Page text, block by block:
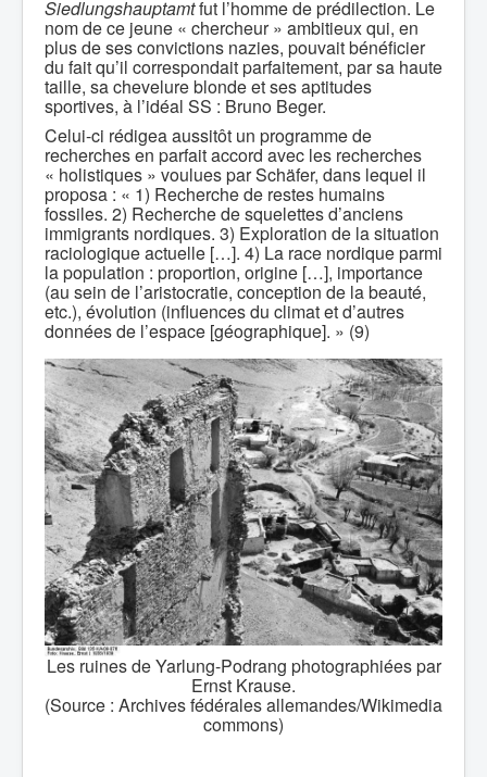
Siedlungshauptamtfut l’homme de prédilection. Le
nom de ce jeune « chercheur » ambitieux qui, en
plus de ses convictions nazies, pouvait bénéficier
du fait qu’il correspondait parfaitement, par sa haute
taille, sa chevelure blonde et ses aptitudes
sportives, à l’idéal SS : Bruno Beger.
Celui-ci rédigea aussitôt un programme de
recherches en parfait accord avec les recherches
« holistiques » voulues par Schäfer, dans lequel il
proposa : « 1) Recherche de restes humains
fossiles. 2) Recherche de squelettes d’anciens
immigrants nordiques. 3) Exploration de la situation
raciologique actuelle […]. 4) La race nordique parmi
la population : proportion, origine […], importance
(au sein de l’aristocratie, conception de la beauté,
etc.), évolution (influences du climat et d’autres
données de l’espace [géographique]. » (9)
Les ruines de Yarlung-Podrang photographiées par
Ernst Krause.
(Source : Archives fédérales allemandes/Wikimedia
commons)